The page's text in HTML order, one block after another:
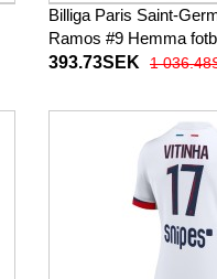
Billiga Paris Saint-
Ramos #9 Hemma
2025-26 Kortärmad
393.73SEK 1